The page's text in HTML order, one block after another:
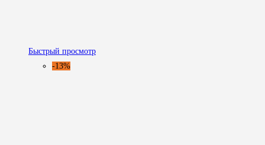
Быстрый просмотр
-13%